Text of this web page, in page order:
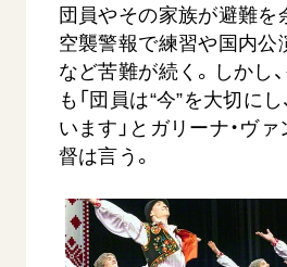
【被爆証言】母子で受け継ぐ
心」 長崎県 吉岡加…
2026.08.09
SDGs 平和
証言
団員やその家族が避難を
空襲警報で練習や国内公
など苦難が続く。しかし
も「団員は“今”を大切に
います」とガリーナ・ヴ
督は言う。